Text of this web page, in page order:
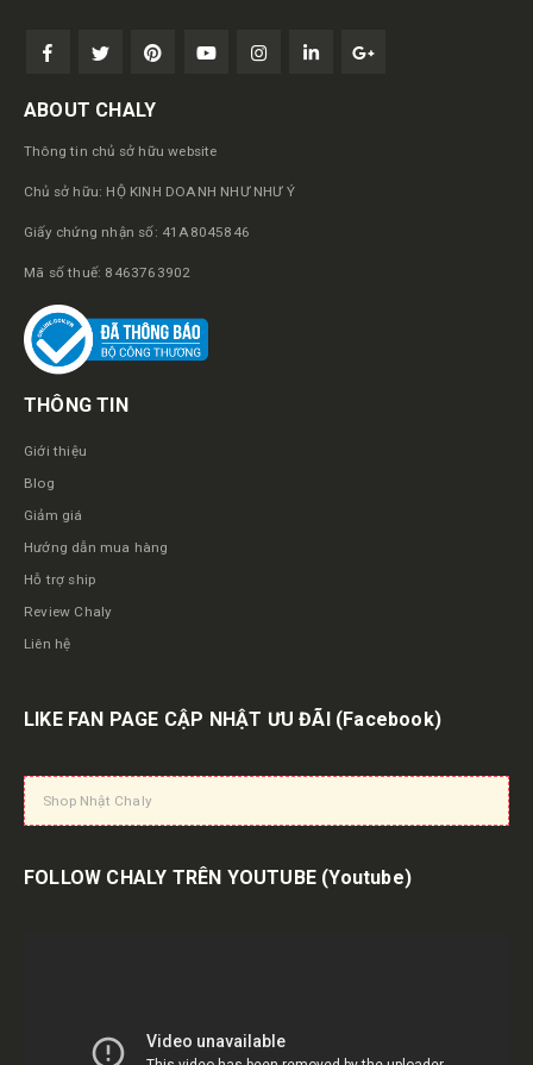
ABOUT CHALY
Thông tin chủ sở hữu website
Chủ sở hữu: HỘ KINH DOANH NHƯ NHƯ Ý
Giấy chứng nhận số: 41A8045846
Mã số thuế: 8463763902
THÔNG TIN
Giới thiệu
Blog
Giảm giá
Hướng dẫn mua hàng
Hỗ trợ ship
Review Chaly
Liên hệ
LIKE FAN PAGE CẬP NHẬT ƯU ĐÃI (Facebook)
Shop Nhật Chaly
FOLLOW CHALY TRÊN YOUTUBE (Youtube)